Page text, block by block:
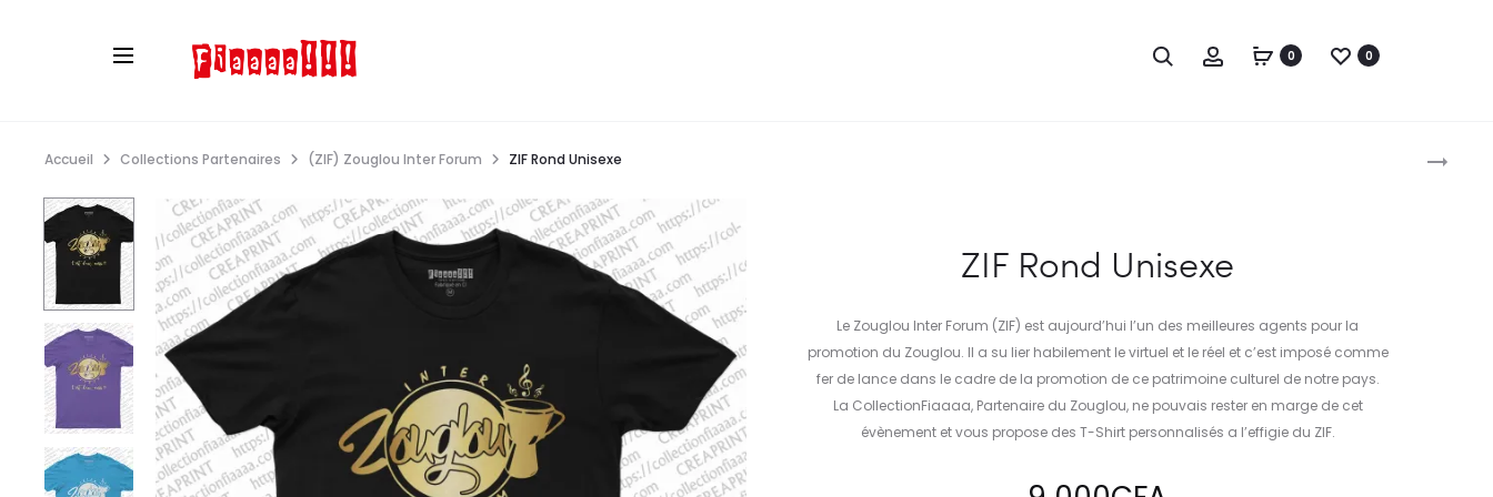
ChercherCompte0 0
Accueil Collections Partenaires (ZIF) Zouglou Inter Forum ZIF Rond Unisexe
ZIF Rond Unisexe
Le Zouglou Inter Forum (ZIF) est aujourd’hui l’un des meilleures agents pour la
promotion du Zouglou. Il a su lier habilement le virtuel et le réel et c’est imposé comme
fer de lance dans le cadre de la promotion de ce patrimoine culturel de notre pays.
La CollectionFiaaaa, Partenaire du Zouglou, ne pouvais rester en marge de cet
évènement et vous propose des T-Shirt personnalisés a l’effigie du ZIF.